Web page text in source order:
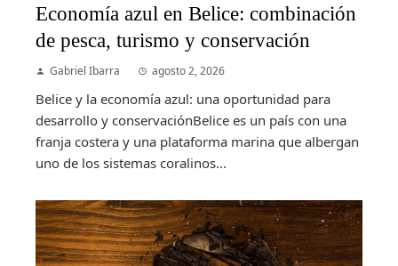
Economía azul en Belice: combinación
de pesca, turismo y conservación
Gabriel Ibarra agosto 2, 2026
Belice y la economía azul: una oportunidad para
desarrollo y conservaciónBelice es un país con una
franja costera y una plataforma marina que albergan
uno de los sistemas coralinos...